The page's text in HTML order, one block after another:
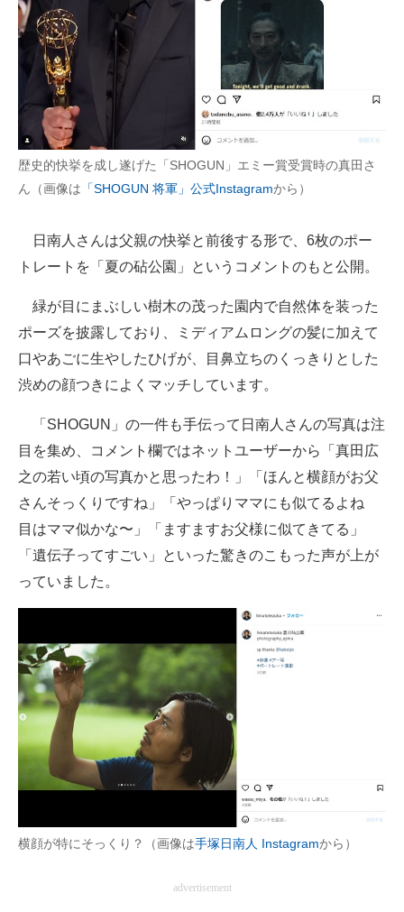
歴史的快挙を成し遂げた「SHOGUN」エミー賞受賞時の真田さ
ん（画像は 「SHOGUN 将軍」公式Instagramから）
日南人さんは父親の快挙と前後する形で、6枚のポー
トレートを「夏の砧公園」というコメントのもと公開。
緑が目にまぶしい樹木の茂った園内で自然体を装った
ポーズを披露しており、ミディアムロングの髪に加えて
口やあごに生やしたひげが、目鼻立ちのくっきりとした
渋めの顔つきによくマッチしています。
「SHOGUN」の一件も手伝って日南人さんの写真は注
目を集め、コメント欄ではネットユーザーから「真田広
之の若い頃の写真かと思ったわ！」「ほんと横顔がお父
さんそっくりですね」「やっぱりママにも似てるよね
目はママ似かな〜」「ますますお父様に似てきてる」
「遺伝子ってすごい」といった驚きのこもった声が上が
っていました。
横顔が特にそっくり？（画像は手塚日南人 Instagramから）
advertisement